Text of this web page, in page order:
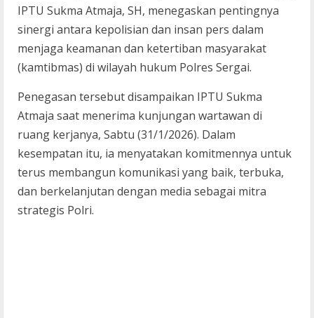
IPTU Sukma Atmaja, SH, menegaskan pentingnya
sinergi antara kepolisian dan insan pers dalam
menjaga keamanan dan ketertiban masyarakat
(kamtibmas) di wilayah hukum Polres Sergai.
Penegasan tersebut disampaikan IPTU Sukma
Atmaja saat menerima kunjungan wartawan di
ruang kerjanya, Sabtu (31/1/2026). Dalam
kesempatan itu, ia menyatakan komitmennya untuk
terus membangun komunikasi yang baik, terbuka,
dan berkelanjutan dengan media sebagai mitra
strategis Polri.